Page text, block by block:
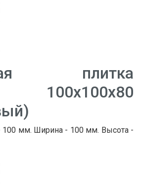
плитка
100х100х80
100 мм. Ширина - 100 мм. Высота -